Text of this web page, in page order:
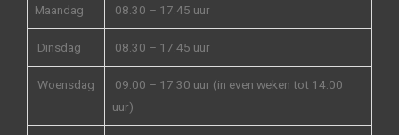
Maandag 08.30 – 17.45 uur
Dinsdag 08.30 – 17.45 uur
Woensdag
09.00 – 17.30 uur (in even weken tot 14.00
uur)